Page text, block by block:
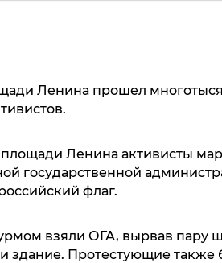
Ленина прошел
площади Ленина активисты
государственной
флаг.
взяли ОГА, вырвав пару
здание. Протестующие также